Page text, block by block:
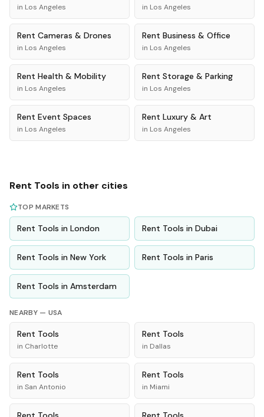
in Los Angeles in Los Angeles
Rent Cameras & Drones
in Los Angeles
Rent Business & Office
in Los Angeles
Rent Health & Mobility
in Los Angeles
Rent Storage & Parking
in Los Angeles
Rent Event Spaces
in Los Angeles
Rent Luxury & Art
in Los Angeles
Rent Tools in other cities
TOP MARKETS
Rent Tools in London Rent Tools in Dubai
Rent Tools in New York Rent Tools in Paris
Rent Tools in Amsterdam
NEARBY — USA
Rent Tools
in Charlotte
Rent Tools
in Dallas
Rent Tools
in San Antonio
Rent Tools
in Miami